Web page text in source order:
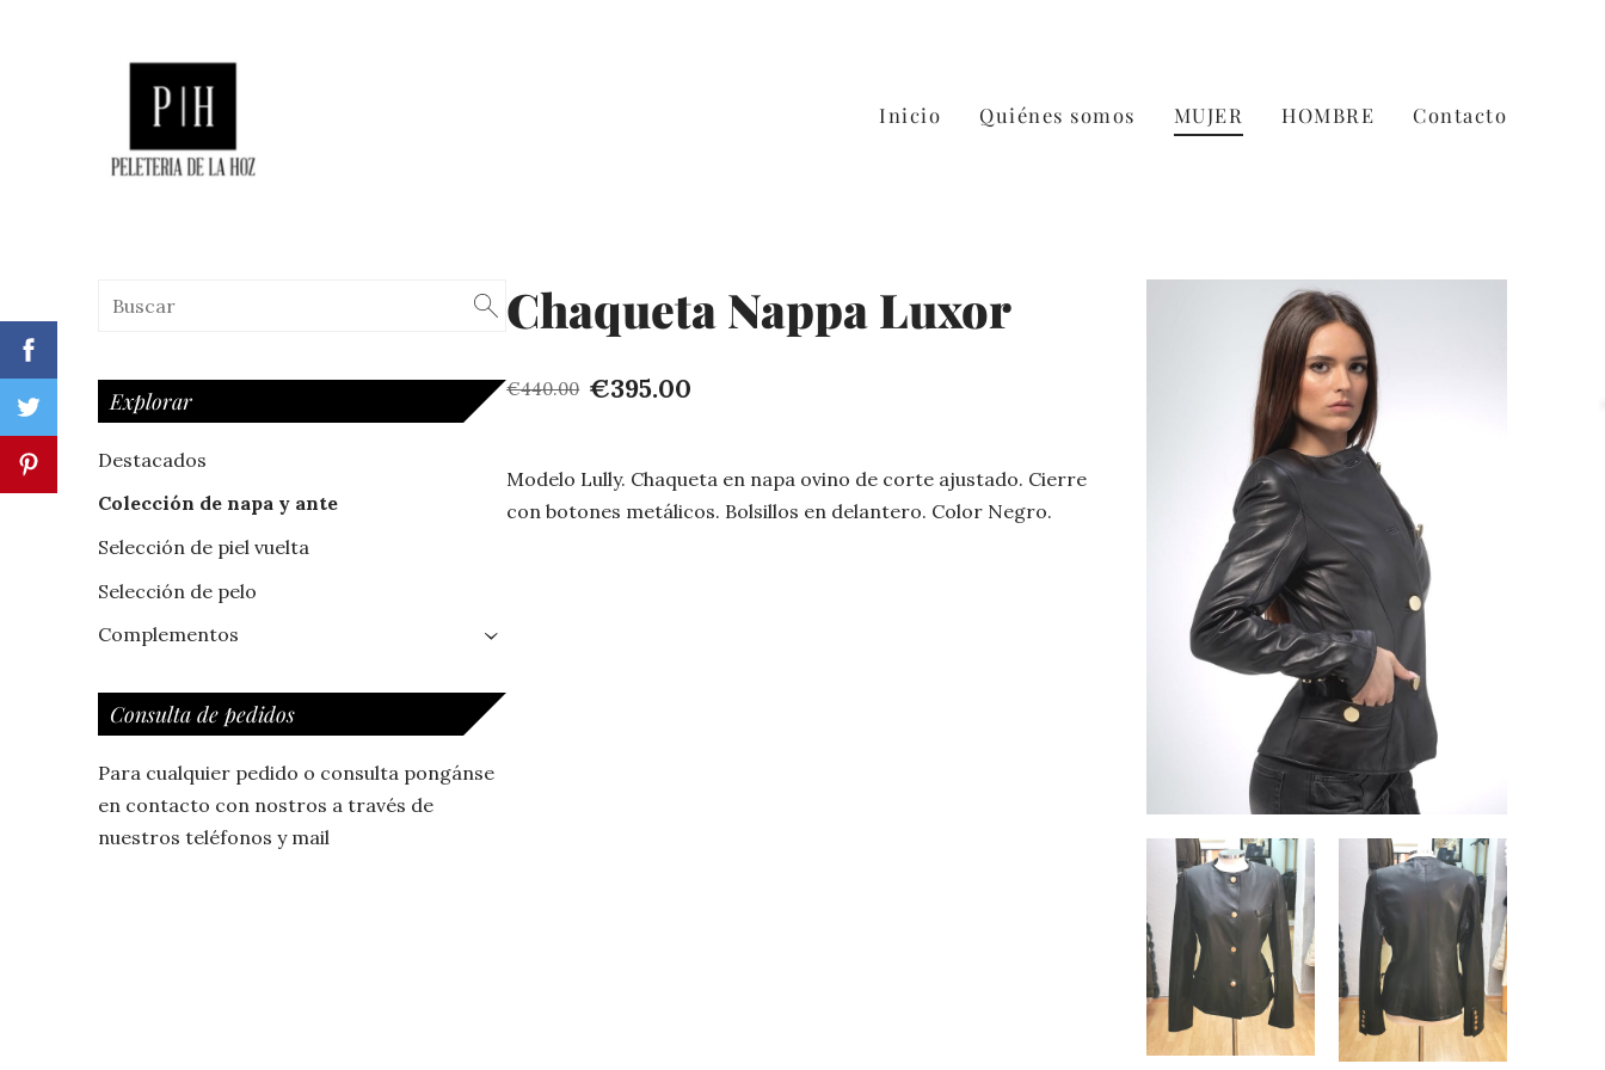
Inicio Quiénes somos MUJER HOMBRE Contacto
Explorar
Destacados
Colección de napa y ante
Selección de piel vuelta
Selección de pelo
Complementos
›
Consulta de pedidos
Para cualquier pedido o consulta pongánse
en contacto con nostros a través de
nuestros teléfonos y mail
Chaqueta Nappa Luxor
€440.00 €395.00
Modelo Lully. Chaqueta en napa ovino de corte ajustado. Cierre
con botones metálicos. Bolsillos en delantero. Color Negro.